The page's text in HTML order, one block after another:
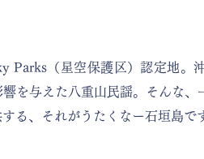
Parks（星空保護区）認定地。
を与えた八重山民謡。そんな
する、それがうたくなー石垣